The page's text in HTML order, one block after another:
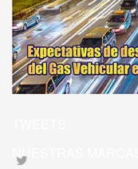
NUESTRAS MARCAS: